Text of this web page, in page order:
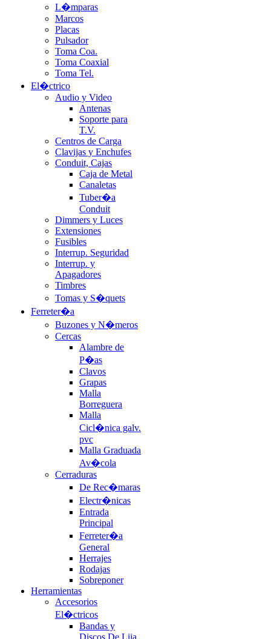
L�mparas
Marcos
Placas
Pulsador
Toma Coa.
Toma Coaxial
Toma Tel.
El�ctrico
Audio y Video
Antenas
Soporte para
T.V.
Centros de Carga
Clavijas y Enchufes
Conduit, Cajas
Caja de Metal
Canaletas
Tuber�a
Conduit
Dimmers y Luces
Extensiones
Fusibles
Interrup. Seguridad
Interrup. y
Apagadores
Timbres
Tomas y S�quets
Ferreter�a
Buzones y N�meros
Cercas
Alambre de
P�as
Clavos
Grapas
Malla
Borreguera
Malla
Cicl�nica galv.
pvc
Malla Graduada
Av�cola
Cerraduras
De Rec�maras
Electr�nicas
Entrada
Principal
Ferreter�a
General
Herrajes
Rodajas
Sobreponer
Herramientas
Accesorios
El�ctricos
Bandas y
Discos De Lija